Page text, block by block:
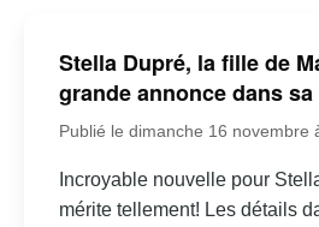
Stella Dupré, la fille de
grande annonce dans sa
Publié le dimanche 16 novembre
Incroyable nouvelle pour
mérite tellement! Les détails